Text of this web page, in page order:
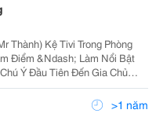
Trong Phòng
Điểm &Ndash; Làm Nổi Bật
Ý Đầu Tiên Đến Gia Chủ
Vì Vậy Kệ Tivi Cần Được
Kiểu Dáng, Màu Sắc Sao Cho
>1 năm